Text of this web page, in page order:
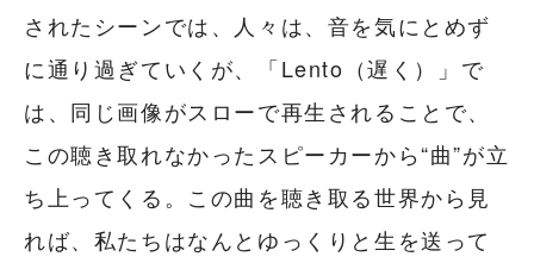
されたシーンでは、人々は、音を気にとめず
に通り過ぎていくが、「Lento（遅く）」で
は、同じ画像がスローで再生されることで、
この聴き取れなかったスピーカーから“曲”が立
ち上ってくる。この曲を聴き取る世界から見
れば、私たちはなんとゆっくりと生を送って